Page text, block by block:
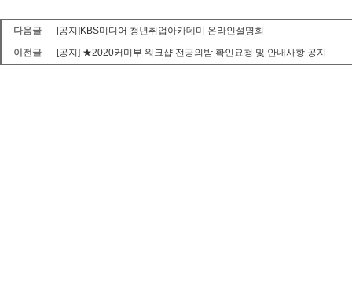
다음글
[공지]KBS미디어 청년취업아카데미 온라인설명회
이전글
[공지] ★2020커미부 워크샵 전공의밤 확인요청 및 안내사항 공지